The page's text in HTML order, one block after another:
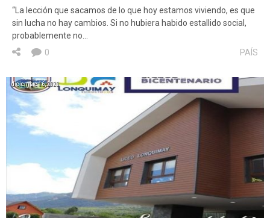
“La lección que sacamos de lo que hoy estamos viviendo, es que
sin lucha no hay cambios. Si no hubiera habido estallido social,
probablemente no…
PAÍS
0
diciembre 16, 2020